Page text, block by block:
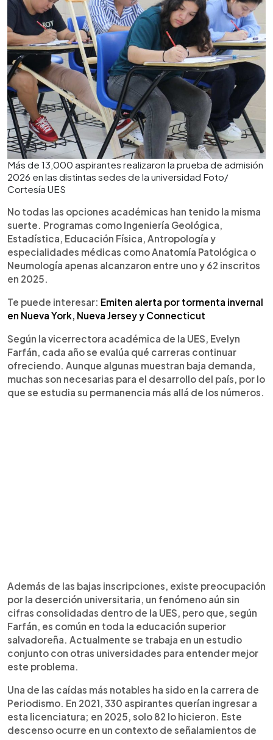
Más de 13,000 aspirantes realizaron la prueba de admisión
2026 en las distintas sedes de la universidad Foto/
Cortesía UES
No todas las opciones académicas han tenido la misma
suerte. Programas como Ingeniería Geológica,
Estadística, Educación Física, Antropología y
especialidades médicas como Anatomía Patológica o
Neumología apenas alcanzaron entre uno y 62 inscritos
en 2025.
Te puede interesar: Emiten alerta por tormenta invernal
en Nueva York, Nueva Jersey y Connecticut
Según la vicerrectora académica de la UES, Evelyn
Farfán, cada año se evalúa qué carreras continuar
ofreciendo. Aunque algunas muestran baja demanda,
muchas son necesarias para el desarrollo del país, por lo
que se estudia su permanencia más allá de los números.
Además de las bajas inscripciones, existe preocupación
por la deserción universitaria, un fenómeno aún sin
cifras consolidadas dentro de la UES, pero que, según
Farfán, es común en toda la educación superior
salvadoreña. Actualmente se trabaja en un estudio
conjunto con otras universidades para entender mejor
este problema.
Una de las caídas más notables ha sido en la carrera de
Periodismo. En 2021, 330 aspirantes querían ingresar a
esta licenciatura; en 2025, solo 82 lo hicieron. Este
descenso ocurre en un contexto de señalamientos de